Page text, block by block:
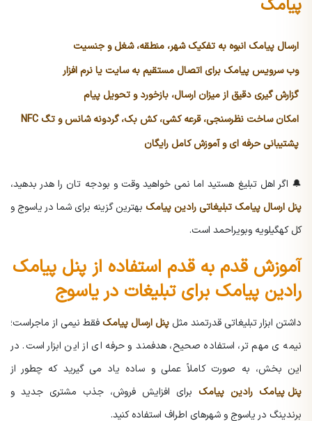
پیامک
ارسال پیامک انبوهبه تفکیک شهر، منطقه، شغل و جنسیت
وب سرویس پیامک برای اتصال مستقیم به سایت یا نرم افزار
گزارش گیری دقیق از میزان ارسال، بازخورد و تحویل پیام
امکان ساخت نظرسنجی، قرعه کشی، کش بک، گردونه شانس و تگ NFC
پشتیبانی حرفه ای و آموزش کامل رایگان
🔔 اگر اهل تبلیغ هستید اما نمی خواهید وقت و بودجه تان را هدر بدهید،
پنل ارسال پیامک تبلیغاتی رادین پیامک بهترین گزینه برای شما در یاسوج و
کل کهگیلویه وبویراحمد است.
آموزش قدم به قدم استفاده از پنل پیامک
رادین پیامک برای تبلیغات در یاسوج
داشتن ابزار تبلیغاتی قدرتمند مثل پنل ارسال پیامک فقط نیمی از ماجراست؛
نیمه ی مهم تر، استفاده صحیح، هدفمند و حرفه ای از این ابزار است. در
این بخش، به صورت کاملاً عملی و ساده یاد می گیرید که چطور از
پنل پیامک رادین پیامک برای افزایش فروش، جذب مشتری جدید و
برندینگ در یاسوج و شهرهای اطراف استفاده کنید.